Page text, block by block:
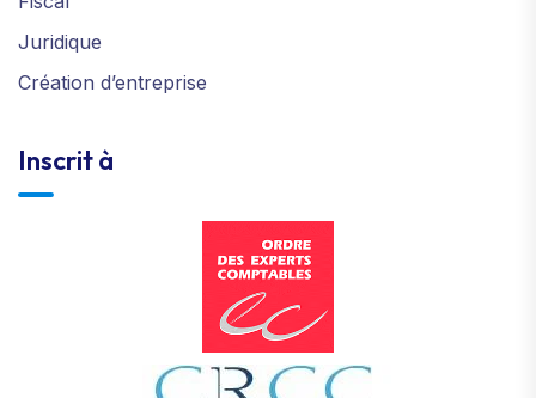
Juridique
Création d’entreprise
Inscrit à